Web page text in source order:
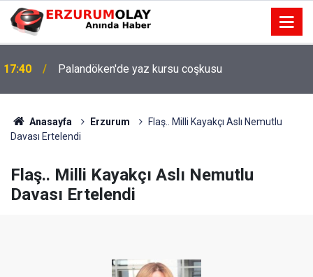
17:40 Palandöken'de yaz kursu coşkusu
Anasayfa Erzurum
Flaş.. Milli Kayakçı Aslı Nemutlu
Davası Ertelendi
Flaş.. Milli Kayakçı Aslı Nemutlu
Davası Ertelendi